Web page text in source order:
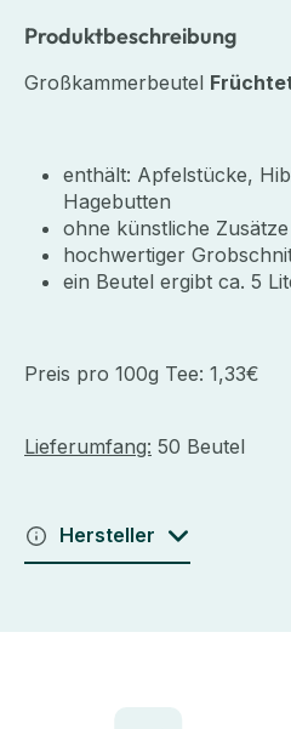
Produktbeschreibung
Großkammerbeutel
enthält: Apfelstücke,
Hagebutten
ohne künstliche Zusätze
hochwertiger
ein Beutel ergibt ca. 5
Preis pro 100g Tee: 1,33€
Lieferumfang: 50 Beutel
Hersteller